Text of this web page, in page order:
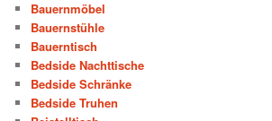
Bauernmöbel
Bauernstühle
Bauerntisch
Bedside Nachttische
Bedside Schränke
Bedside Truhen